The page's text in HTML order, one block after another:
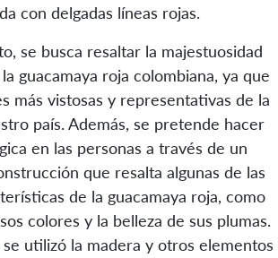
con delgadas líneas rojas.
se busca resaltar la majestuosidad
guacamaya roja colombiana, ya que
más vistosas y representativas de la
país. Además, se pretende hacer
en las personas a través de un
que resalta algunas de las
de la guacamaya roja, como
colores y la belleza de sus plumas.
utilizó la madera y otros elementos